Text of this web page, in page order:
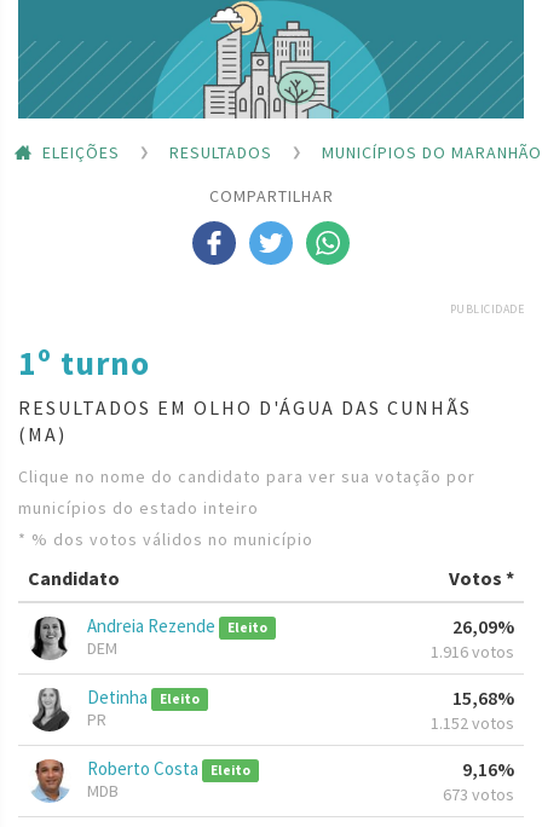
ELEIÇÕES RESULTADOS
MUNICÍPIOS DO MARANHÃO
COMPARTILHAR
PUBLICIDADE
1º turno
RESULTADOS EM OLHO D'ÁGUA DAS CUNHÃS
(MA)
Clique no nome do candidato para ver sua votação por
municípios do estado inteiro
* % dos votos válidos no município
Candidato Votos *
Andreia Rezende Eleito
DEM
26,09%
1.916 votos
Detinha Eleito
PR
15,68%
1.152 votos
Roberto Costa Eleito
MDB
9,16%
673 votos